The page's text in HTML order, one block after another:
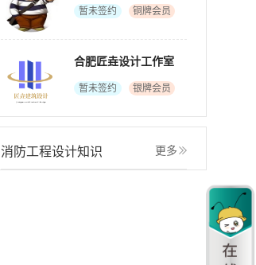
暂未签约 铜牌会员
合肥匠垚设计工作室
暂未签约 银牌会员
消防工程设计知识 更多